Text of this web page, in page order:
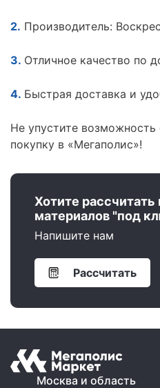
Производитель:
Отличное качество по
Быстрая доставка и
Не упустите возможность
покупку в «Мегаполис»!
Хотите рассчитать
материалов "под
Напишите нам
Рассчитать
Москва и область